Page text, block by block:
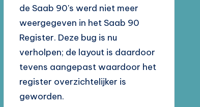
de Saab 90's werd niet meer
weergegeven in het Saab 90
Register. Deze bug is nu
verholpen; de layout is daardoor
tevens aangepast waardoor het
register overzichtelijker is
geworden.